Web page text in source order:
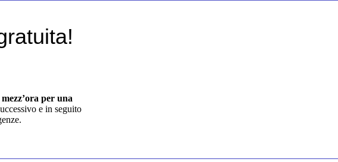
per una
e in seguito